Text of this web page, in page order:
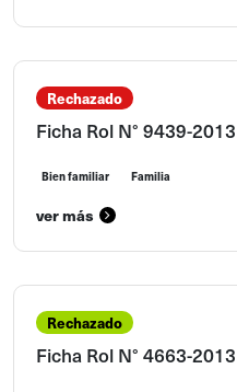
Rechazado
Ficha Rol N° 9439-2013
Bien familiar Familia
ver más
Rechazado
Ficha Rol N° 4663-2013